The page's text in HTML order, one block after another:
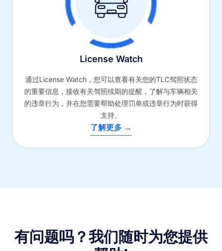
License Watch
通过License Watch，您可以查看有关您的TLC驾照状态
的重要信息，接收有关驾照续期的提醒，了解与车辆相关
的违章行为，并在您需要帮助处理罚单或违章行为时获得
支持。
了解更多 →
有问题吗？我们随时为您提供